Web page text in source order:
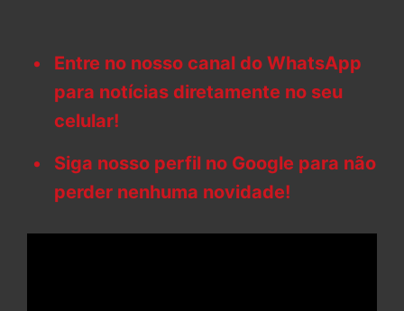
Entre no nosso canal do WhatsApp
para notícias diretamente no seu
celular!
Siga nosso perfil no Google para não
perder nenhuma novidade!